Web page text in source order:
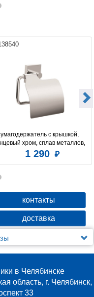
c крышкой,
хром, сплав металлов,
Amur, Milardo, AMUSMC0M43
1 290
контакты
доставка
Toma SO
в Челябинске
область, г. Челябинск,
33